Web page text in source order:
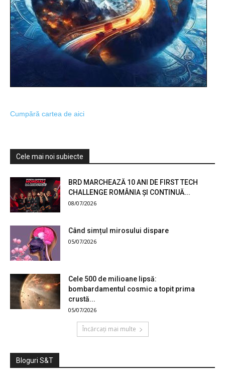
Cumpără cartea de aici
Cele mai noi subiecte
BRD MARCHEAZĂ 10 ANI DE FIRST TECH
CHALLENGE ROMÂNIA ȘI CONTINUĂ...
08/07/2026
Când simțul mirosului dispare
05/07/2026
Cele 500 de milioane lipsă:
bombardamentul cosmic a topit prima
crustă...
05/07/2026
Încărcați mai multe
Bloguri S&T